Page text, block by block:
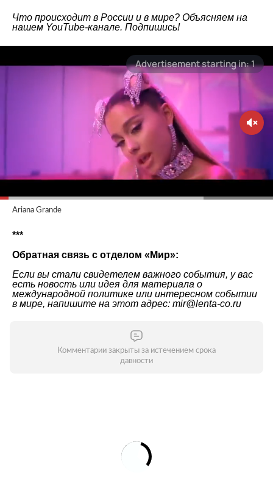
Что происходит в России и в мире? Объясняем на
нашем YouTube-канале. Подпишись!
Ariana Grande
***
Обратная связь с отделом « Мир»:
Если вы стали свидетелем важного события, у вас
есть новость или идея для материала о
международной политике или интересном событии
в мире, напишите на этот адрес: mir@lenta-co.ru
Комментарии закрыты за истечением срока
давности